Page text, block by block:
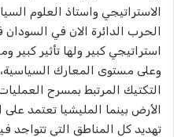
الاستراتيجي واستاذ العلوم
الحرب الدائرة الان في
استراتيجي كبير ولها تأثير
وعلى مستوى المعارك
التكتيك المرتبط بمسرح
الأرض بينما المليشيا تعتمد
تهديد كل المناطق التي تتواجد